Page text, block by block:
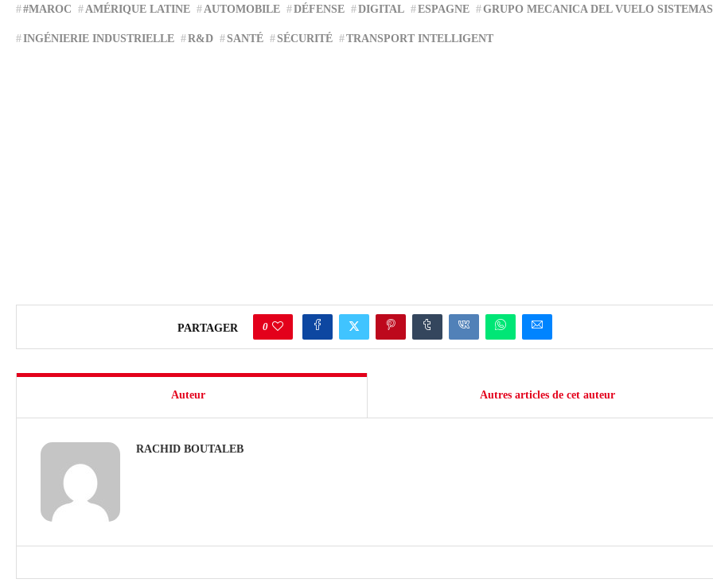
#MAROC AMÉRIQUE LATINE AUTOMOBILE DÉFENSE DIGITAL ESPAGNE GRUPO MECANICA DEL VUELO SISTEMAS
INGÉNIERIE INDUSTRIELLE R&D SANTÉ SÉCURITÉ TRANSPORT INTELLIGENT
PARTAGER 0
Auteur Autres articles de cet auteur
RACHID BOUTALEB